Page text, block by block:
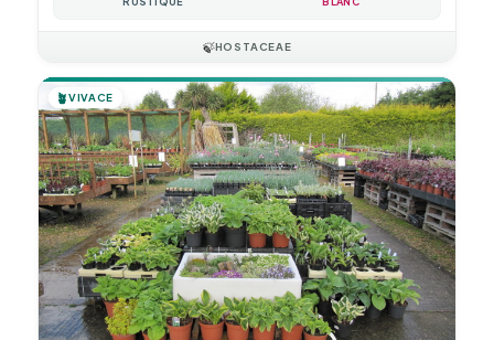
🍃HOSTACEAE
🪴VIVACE